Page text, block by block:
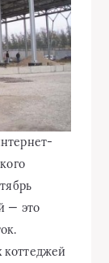
— это
коттеджей